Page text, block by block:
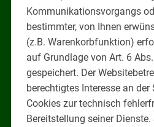
Kommunikationsvorgangs
bestimmter, von Ihnen
(z.B. Warenkorbfunktion)
auf Grundlage von Art. 6
gespeichert. Der
berechtigtes Interesse an der
Cookies zur technisch
Bereitstellung seiner